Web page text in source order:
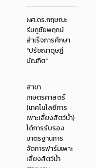
ผศ.ดร.กฤษณะ
ร่มภูชัยพฤกษ์
สำเร็จการศึกษา
"ปรัชญาดุษฎี
บัณฑิต"
สาขา
เกษตรศาสตร์
(เทคโนโลยีการ
เพาะเลี้ยงสัตว์น้ำ)
ได้การรับรอง
มาตรฐานการ
จัดการฟาร์มเพาะ
เลี้ยงสัตว์น้ำ